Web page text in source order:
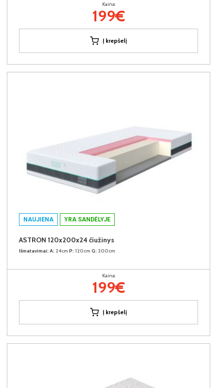
Kaina:
199€
Į krepšelį
NAUJIENA YRA SANDĖLYJE
ASTRON 120x200x24 čiužinys
Išmatavimai: A: 24cm P: 120cm G: 200cm
Kaina:
199€
Į krepšelį